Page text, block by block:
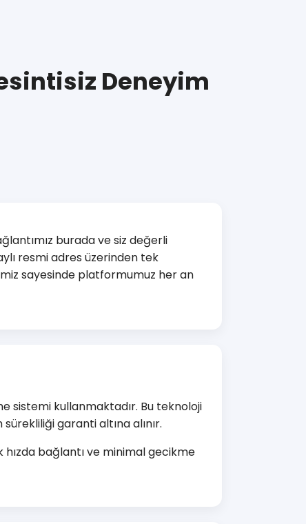
Deneyim
burada ve siz değerli
resmi adres üzerinden tek
sayesinde platformumuz her an
sistemi kullanmaktadır. Bu teknoloji
garanti altına alınır.
hızda bağlantı ve minimal gecikme